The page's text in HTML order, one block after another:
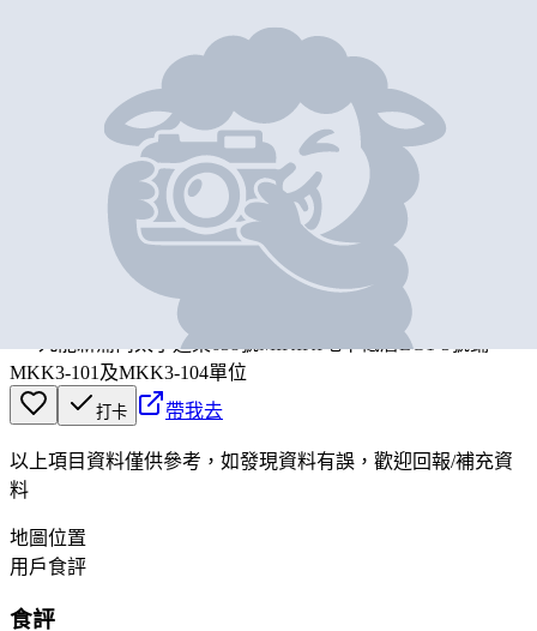
MEAT
九龍新蒲崗太子道東638號MIKIKI地下低層LG1-3號鋪
MKK3-101及MKK3-104單位
打卡 帶我去
以上項目資料僅供參考，如發現資料有誤，歡迎回報/補充資
料
地圖位置
用戶食評
食評